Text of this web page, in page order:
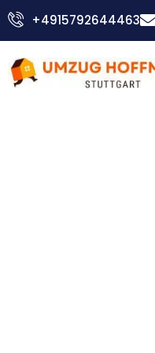
Zum
Inhalt
+4915792644463